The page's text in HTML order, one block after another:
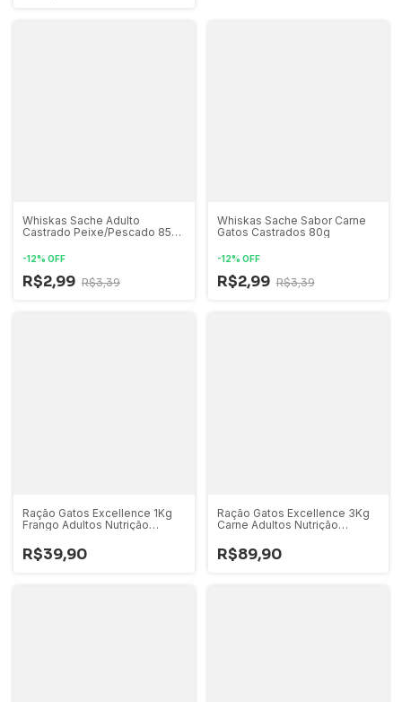
Whiskas Sache Adulto
Castrado Peixe/Pescado 85g
-12% OFF
R$2,99 R$3,39
Whiskas Sache Sabor Carne
Gatos Castrados 80g
-12% OFF
R$2,99 R$3,39
Ração Gatos Excellence 1Kg
Frango Adultos Nutrição
R$39,90
Ração Gatos Excellence 3Kg
Carne Adultos Nutrição
R$89,90